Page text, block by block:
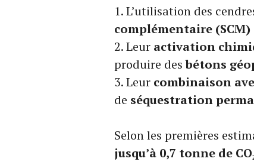
L’utilisation des
complémentaire (SCM)
Leur activation
produire desbétons
Leur combinaison
de séquestration
Selon les premières
jusqu’à 0,7 tonne de